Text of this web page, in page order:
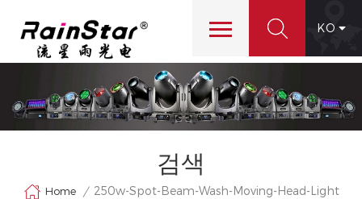
KO
검색
Home / 250w-Spot-Beam-Wash-Moving-Head-Light